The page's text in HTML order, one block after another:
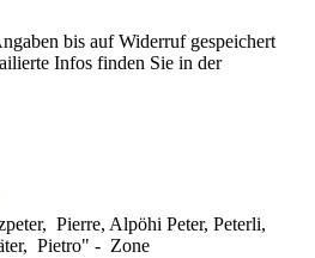
bis auf Widerruf gespeichert
Infos finden Sie in der
Pierre, Alpöhi Peter, Peterli,
Pietro" - Zone